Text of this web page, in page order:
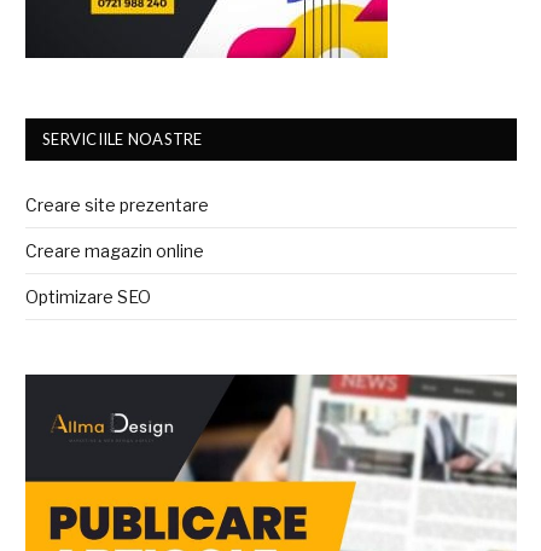
SERVICIILE NOASTRE
Creare site prezentare
Creare magazin online
Optimizare SEO